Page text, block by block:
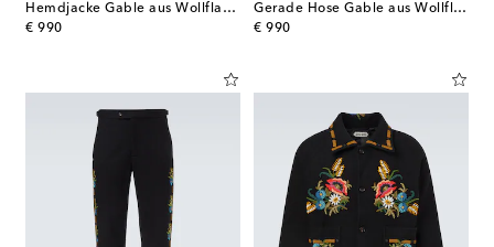
Hemdjacke Gable aus Wollflanell
€ 990
original price
Gerade Hose Gable aus Wollflanell
€ 990
original price